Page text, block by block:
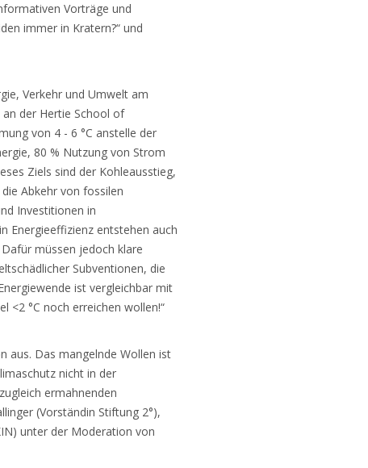
Vorträge und
immer in Kratern?“ und
Verkehr und Umwelt am
der Hertie School of
von 4 - 6 °C anstelle der
80 % Nutzung von Strom
Ziels sind der Kohleausstieg,
Abkehr von fossilen
Investitionen in
Energieeffizienz entstehen auch
müssen jedoch klare
Subventionen, die
ist vergleichbar mit
<2 °C noch erreichen wollen!“
aus. Das mangelnde Wollen ist
nicht in der
ermahnenden
(Vorständin Stiftung 2°),
unter der Moderation von